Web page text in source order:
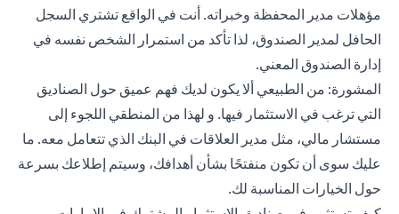
مؤهلات مدير المحفظة وخبراته. أنت في الواقع تشتري السجل
الحافل لمدير الصندوق، لذا تأكد من استمرار الشخص نفسه في
إدارة الصندوق المعني.
المشورة: من الطبيعي ألا يكون لديك فهم عميق حول الصناديق
التي ترغب في الاستثمار فيها. و لهذا من المنطقي اللجوء إلى
مستشار مالي، مثل مدير العلاقات في البنك الذي تتعامل معه. ما
عليك سوى أن تكون منفتحًا بشأن أهدافك، وسيتم إطلاعك بسرعة
حول الخيارات المناسبة لك.